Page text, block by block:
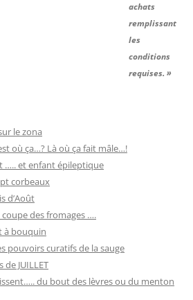
achats
remplissant
les
conditions
requises. »
le zona
où ça…? Là où ça fait mâle…!
….. et enfant épileptique
corbeaux
d’Août
coupe des fromages ….
à bouquin
pouvoirs curatifs de la sauge
de JUILLET
du bout des lèvres ou du menton